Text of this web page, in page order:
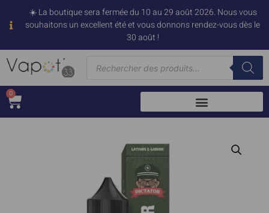
☀️ La boutique sera fermée du 10 au 29 août 2026. Nous vous
souhaitons un excellent été et vous donnons rendez-vous dès le
30 août !
0